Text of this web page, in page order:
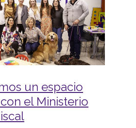
un espacio
el Ministerio